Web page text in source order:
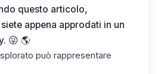
questo articolo,
appena approdati in un
. 😜 🌎
può rappresentare